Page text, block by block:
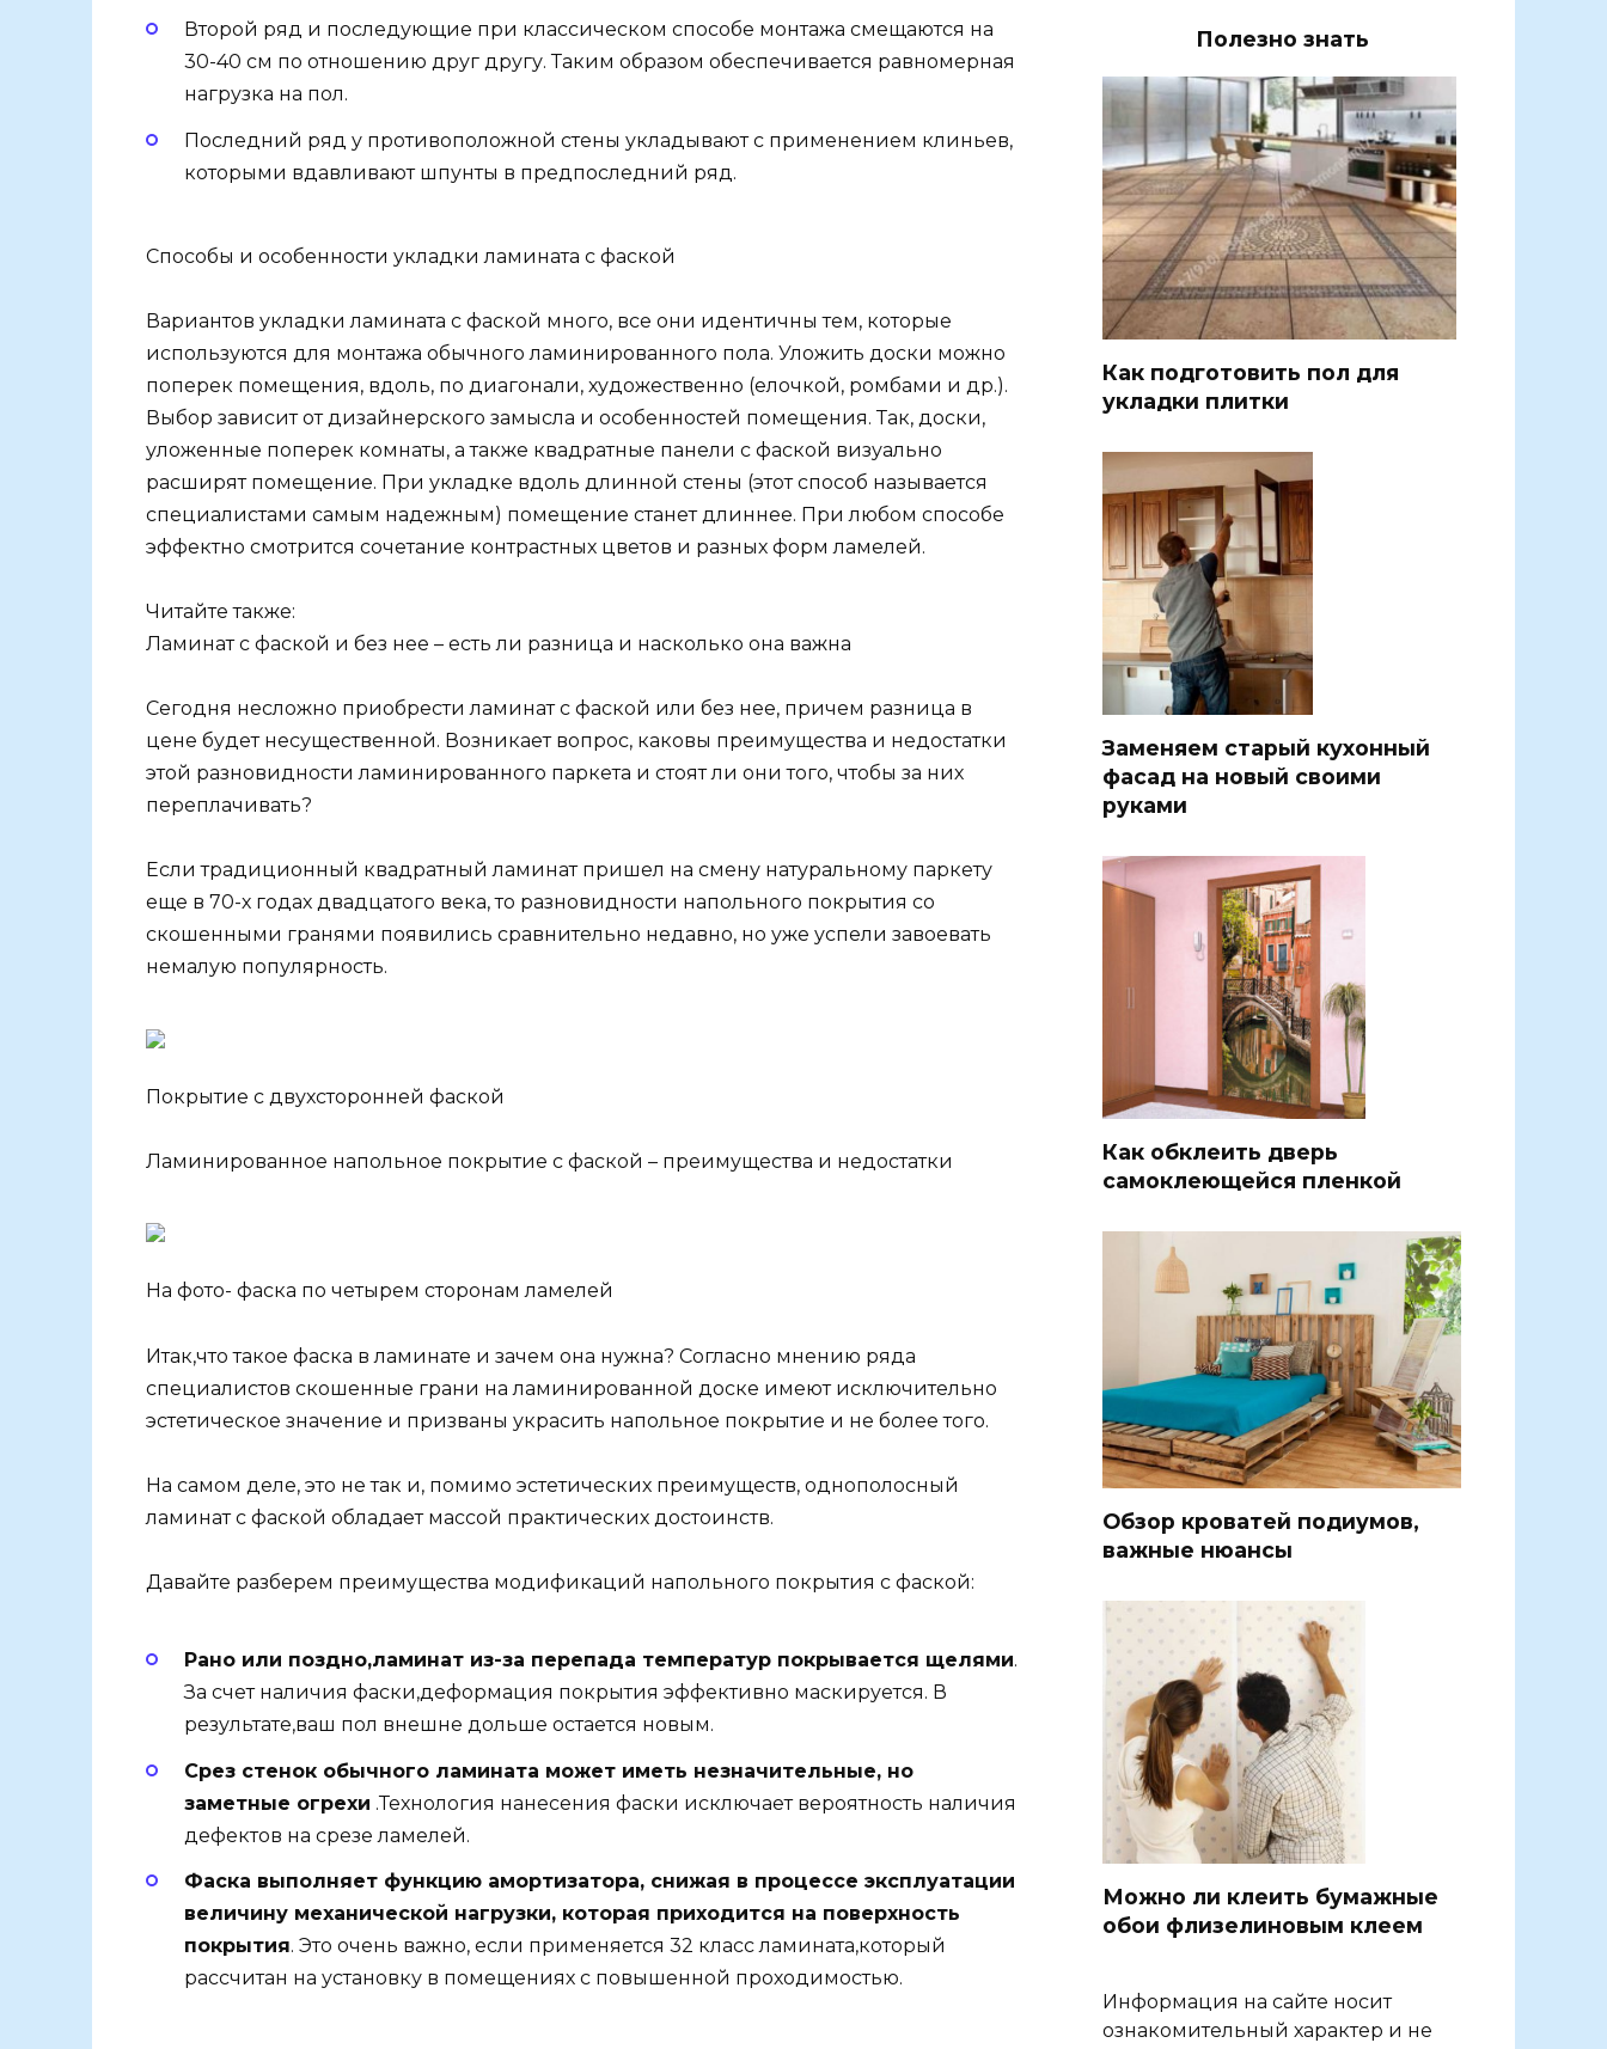
Второй ряд и последующие при классическом способе монтажа смещаются на
30-40 см по отношению друг другу. Таким образом обеспечивается равномерная
нагрузка на пол.
Последний ряд у противоположной стены укладывают с применением клиньев,
которыми вдавливают шпунты в предпоследний ряд.
Способы и особенности укладки ламината с фаской
Вариантов укладки ламината с фаской много, все они идентичны тем, которые
используются для монтажа обычного ламинированного пола. Уложить доски можно
поперек помещения, вдоль, по диагонали, художественно (елочкой, ромбами и др.).
Выбор зависит от дизайнерского замысла и особенностей помещения. Так, доски,
уложенные поперек комнаты, а также квадратные панели с фаской визуально
расширят помещение. При укладке вдоль длинной стены (этот способ называется
специалистами самым надежным) помещение станет длиннее. При любом способе
эффектно смотрится сочетание контрастных цветов и разных форм ламелей.
Читайте также:
Ламинат с фаской и без нее – есть ли разница и насколько она важна
Сегодня несложно приобрести ламинат с фаской или без нее, причем разница в
цене будет несущественной. Возникает вопрос, каковы преимущества и недостатки
этой разновидности ламинированного паркета и стоят ли они того, чтобы за них
переплачивать?
Если традиционный квадратный ламинат пришел на смену натуральному паркету
еще в 70-х годах двадцатого века, то разновидности напольного покрытия со
скошенными гранями появились сравнительно недавно, но уже успели завоевать
немалую популярность.
Покрытие с двухсторонней фаской
Ламинированное напольное покрытие с фаской – преимущества и недостатки
На фото- фаска по четырем сторонам ламелей
Итак,что такое фаска в ламинате и зачем она нужна? Согласно мнению ряда
специалистов скошенные грани на ламинированной доске имеют исключительно
эстетическое значение и призваны украсить напольное покрытие и не более того.
На самом деле, это не так и, помимо эстетических преимуществ, однополосный
ламинат с фаской обладает массой практических достоинств.
Давайте разберем преимущества модификаций напольного покрытия с фаской:
Рано или поздно,ламинат из-за перепада температур покрывается щелями.
За счет наличия фаски,деформация покрытия эффективно маскируется. В
результате,ваш пол внешне дольше остается новым.
Срез стенок обычного ламината может иметь незначительные, но
заметные огрехи .Технология нанесения фаски исключает вероятность наличия
дефектов на срезе ламелей.
Фаска выполняет функцию амортизатора, снижая в процессе эксплуатации
величину механической нагрузки, которая приходится на поверхность
покрытия. Это очень важно, если применяется 32 класс ламината,который
рассчитан на установку в помещениях с повышенной проходимостью.
Полезно знать
Как подготовить пол для
укладки плитки
Заменяем старый кухонный
фасад на новый своими
руками
Как обклеить дверь
самоклеющейся пленкой
Обзор кроватей подиумов,
важные нюансы
Можно ли клеить бумажные
обои флизелиновым клеем
Информация на сайте носит
ознакомительный характер и не